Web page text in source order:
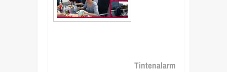
Tintenalarm